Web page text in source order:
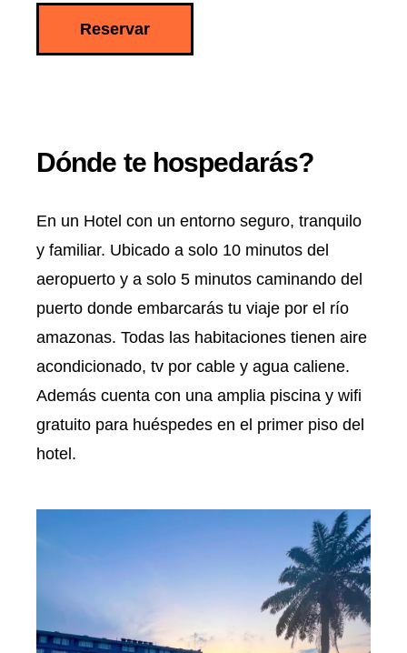
Reservar
Dónde te hospedarás?
En un Hotel con un entorno seguro, tranquilo
y familiar. Ubicado a solo 10 minutos del
aeropuerto y a solo 5 minutos caminando del
puerto donde embarcarás tu viaje por el río
amazonas. Todas las habitaciones tienen aire
acondicionado, tv por cable y agua caliene.
Además cuenta con una amplia piscina y wifi
gratuito para huéspedes en el primer piso del
hotel.